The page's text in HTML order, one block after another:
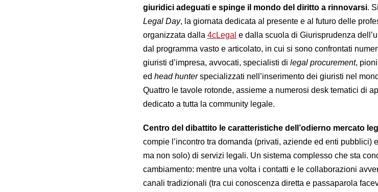
giuridici adeguati e spinge il mondo del diritto a rinnovarsi.
Legal Day, la giornata dedicata al presente e al futuro delle
organizzata dalla 4cLegal e dalla scuola di Giurisprudenza
dal programma vasto e articolato, in cui si sono confrontati
giuristi d’impresa, avvocati, specialisti di legal procurement,
ed head hunterspecializzati nell’inserimento dei giuristi nel
Quattro le tavole rotonde, assieme a numerosi desk tematici di
dedicato a tutta la community legale.
Centro del dibattito le caratteristiche dell’odierno mercato
compie l’incontro tra domanda (privati, aziende ed enti pubblici)
ma non solo) di servizi legali. Un sistema complesso che sta
cambiamento: mentre una volta i contatti e le collaborazioni
canali tradizionali (tra cui conoscenza diretta e passaparola